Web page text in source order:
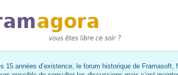
15 années d’existence, le forum historique de